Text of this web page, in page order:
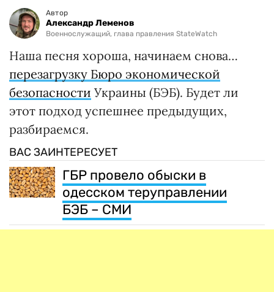
Автор
Александр Леменов
Военнослужащий, глава правления StateWatch
Наша песня хороша, начинаем снова…
перезагрузку Бюро экономической
безопасности Украины (БЭБ). Будет ли
этот подход успешнее предыдущих,
разбираемся.
ВАС ЗАИНТЕРЕСУЕТ
ГБР провело обыски в
одесском теруправлении
БЭБ – СМИ